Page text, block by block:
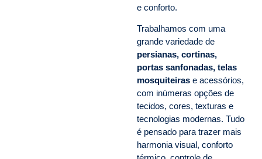
e conforto.
Trabalhamos com uma
grande variedade de
persianas, cortinas,
portas sanfonadas, telas
mosquiteiras e acessórios,
com inúmeras opções de
tecidos, cores, texturas e
tecnologias modernas. Tudo
é pensado para trazer mais
harmonia visual, conforto